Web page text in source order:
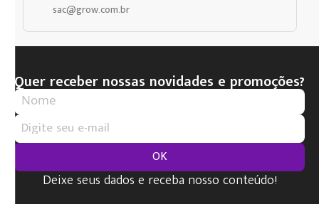
sac@grow.com.br
Quer receber nossas novidades e promoções?
OK
Deixe seus dados e receba nosso conteúdo!